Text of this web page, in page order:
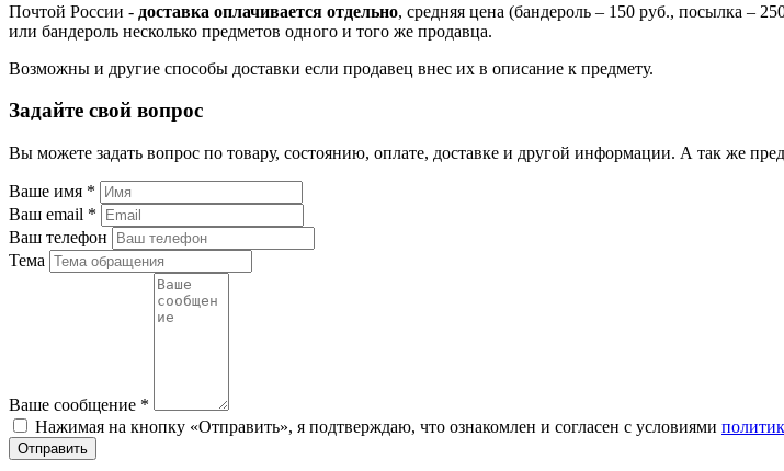
Почтой России - доставка оплачивается отдельно, средняя цена (бандероль – 150 руб., посылка –
или бандероль несколько предметов одного и того же продавца.
Возможны и другие способы доставки если продавец внес их в описание к предмету.
Задайте свой вопрос
Вы можете задать вопрос по товару, состоянию, оплате, доставке и другой информации. А так же
Ваше имя *
Ваш email *
Ваш телефон
Тема
Ваше сообщение *
Нажимая на кнопку «Отправить», я подтверждаю, что ознакомлен и согласен с условиями
Отправить